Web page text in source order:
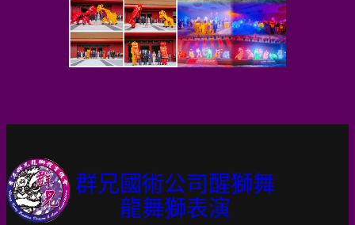
群兄國術公司醒獅舞
龍舞獅表演